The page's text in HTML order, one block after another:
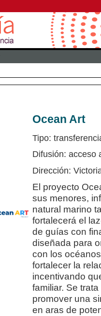
Ocean Art
Tipo:
Difusión: acceso
Dirección:
El proyecto
sus menores,
natural marino
fortalecerá el
de guías con
diseñada para
con los
fortalecer la
incentivando
familiar. Se
promover una
en aras de